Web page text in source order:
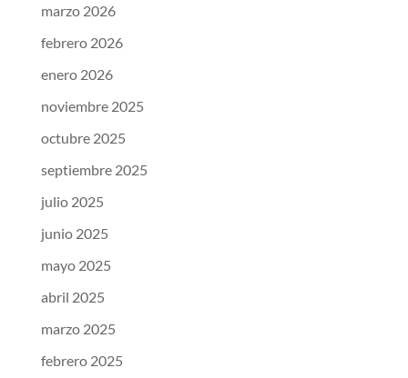
marzo 2026
febrero 2026
enero 2026
noviembre 2025
octubre 2025
septiembre 2025
julio 2025
junio 2025
mayo 2025
abril 2025
marzo 2025
febrero 2025